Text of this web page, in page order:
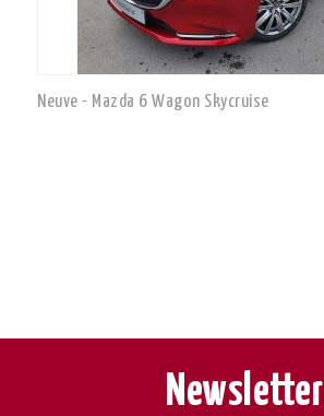
Neuve - Mazda 6 Wagon Skycruise
Newsletter